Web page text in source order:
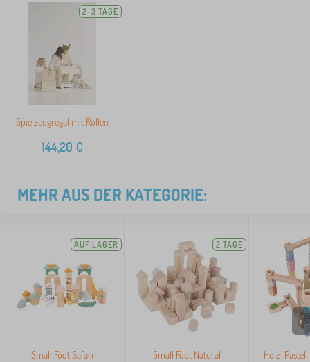
2-3 TAGE
Spielzeugregal mit Rollen
144,20 €
MEHR AUS DER KATEGORIE:
AUF LAGER
Small Foot Safari
2 TAGE
Small Foot Natural
Holz-
>